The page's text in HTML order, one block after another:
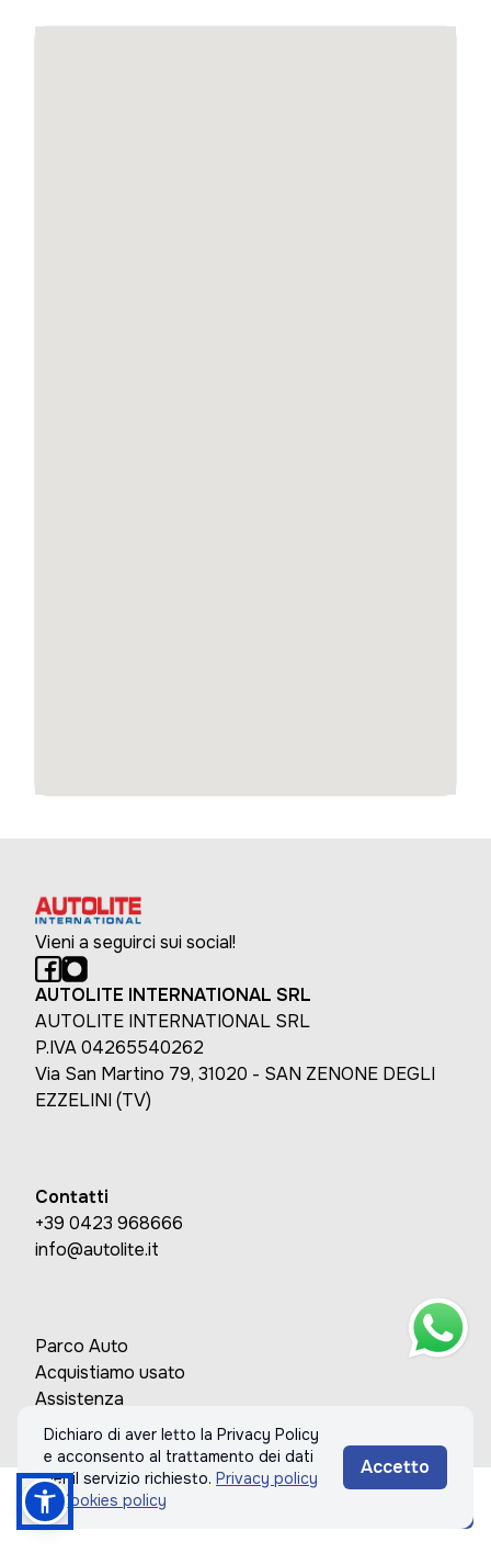
Chiama
Vieni a seguirci sui social!
AUTOLITE INTERNATIONAL SRL
AUTOLITE INTERNATIONAL SRL
P.IVA 04265540262
Via San Martino 79, 31020 - SAN ZENONE DEGLI
EZZELINI (TV)
Contatti
+39 0423 968666
info@autolite.it
Parco Auto
Acquistiamo usato
Assistenza
Contatti
Dichiaro di aver letto la Privacy Policy
e acconsento al trattamento dei dati
per il servizio richiesto. Privacy policy
& Cookies policy
Accetto
© 2026 AUTOLITE INTERNATIONAL SRL. Tutti i diritti riservati.